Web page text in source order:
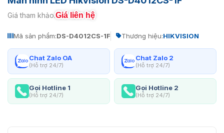
Giá tham khảo:Giá liên hệ
Mã sản phẩm:DS-D4012CS-1F Thương hiệu:HIKVISION
Chat Zalo OA
(Hỗ trợ 24/7)
Chat Zalo 2
(Hỗ trợ 24/7)
Gọi Hotline 1
(Hỗ trợ 24/7)
Gọi Hotline 2
(Hỗ trợ 24/7)